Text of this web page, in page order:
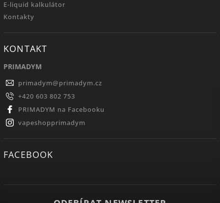
E-liquid kalkulátor
Kontakty
KONTAKT
PRIMADYM
primadym@primadym.cz
+420 603 802 753
PRIMADYM na Facebooku
vapeshopprimadym
FACEBOOK